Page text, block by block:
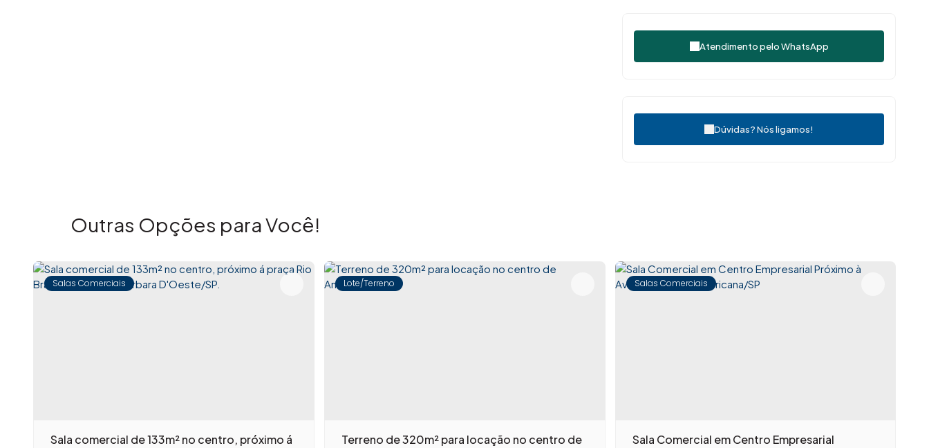
Atendimento peloWhatsApp
Dúvidas? Nós ligamos!
Outras Opções para Você!
Salas Comerciais
Sala comercial de 133m² no centro, próximo á
Lote/Terreno
Terreno de 320m² para locação no centro de
Salas Comerciais
Sala Comercial em Centro Empresarial